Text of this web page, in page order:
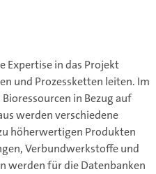
Expertise in das Projekt
und Prozessketten leiten. Im
in Bezug auf
werden verschiedene
höherwertigen Produkten
Verbundwerkstoffe und
werden für die Datenbanken